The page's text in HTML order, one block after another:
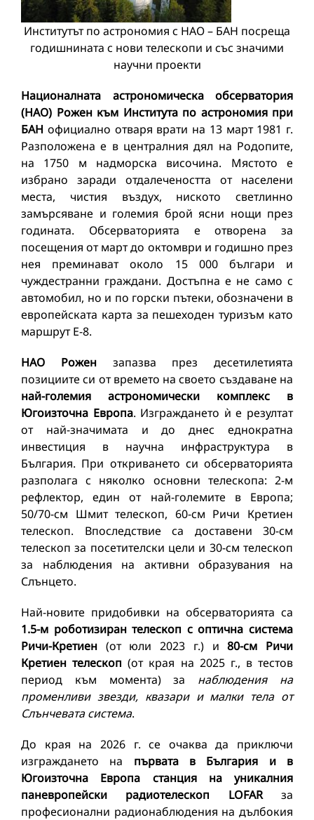
Институтът по астрономия с НАО – БАН посреща
годишнината с нови телескопи и със значими
научни проекти
Националната астрономическа обсерватория
(НАО) Рожен към Института по астрономия при
БАН официално отваря врати на 13 март 1981 г.
Разположена е в централния дял на Родопите,
на 1750 м надморска височина. Мястото е
избрано заради отдалечеността от населени
места, чистия въздух, ниското светлинно
замърсяване и големия брой ясни нощи през
годината. Обсерваторията е отворена за
посещения от март до октомври и годишно през
нея преминават около 15 000 българи и
чуждестранни граждани. Достъпна е не само с
автомобил, но и по горски пътеки, обозначени в
европейската карта за пешеходен туризъм като
маршрут Е-8.
НАО Рожензапазва през десетилетията
позициите си от времето на своето създаване на
най-големия астрономически комплекс в
Югоизточна Европа. Изграждането ѝ е резултат
от най-значимата и до днес еднократна
инвестиция в научна инфраструктура в
България. При откриването си обсерваторията
разполага с няколко основни телескопа: 2-м
рефлектор, един от най-големите в Европа;
50/70-см Шмит телескоп, 60-см Ричи Кретиен
телескоп. Впоследствие са доставени 30-см
телескоп за посетителски цели и 30-см телескоп
за наблюдения на активни образувания на
Слънцето.
Най-новите придобивки на обсерваторията са
1.5-м роботизиран телескоп с оптична система
Ричи-Кретиен (от юли 2023 г.) и80-см Ричи
Кретиен телескоп (от края на 2025 г., в тестов
период към момента) за наблюдения на
променливи звезди, квазари и малки тела от
Слънчевата система.
До края на 2026 г. се очаква да приключи
изграждането на първата
в България и в
Югоизточна Европа станция на уникалния
паневропейски радиотелескоп LOFARза
професионални радионаблюдения на дълбокия